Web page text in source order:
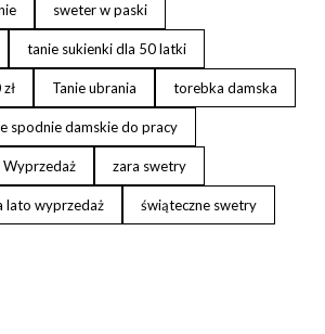
sweter w paski
tanie sukienki dla 50 latki
Tanie ubrania torebka damska
spodnie damskie do pracy
Wyprzedaż zara swetry
lato wyprzedaż świąteczne swetry